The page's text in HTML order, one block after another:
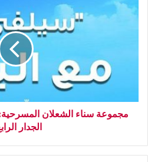
مجموعة سناء الشعلان
الجدار